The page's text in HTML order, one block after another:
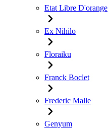
Etat Libre D'orange
Ex Nihilo
Floraiku
Franck Boclet
Frederic Malle
Genyum